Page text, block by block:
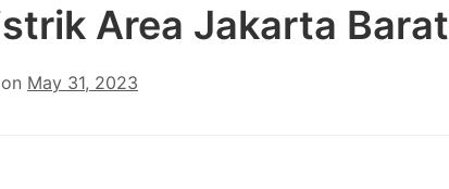
Area Jakarta Barat
on May 31, 2023